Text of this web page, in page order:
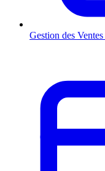
Gestion des Ventes